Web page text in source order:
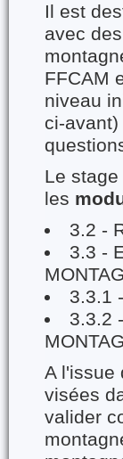
Il est
avec
FFCAM
niveau
ci-
Le
les
3.2 -
3.3 -
3.3.1
3.3.2
A l'issue
visées
valider